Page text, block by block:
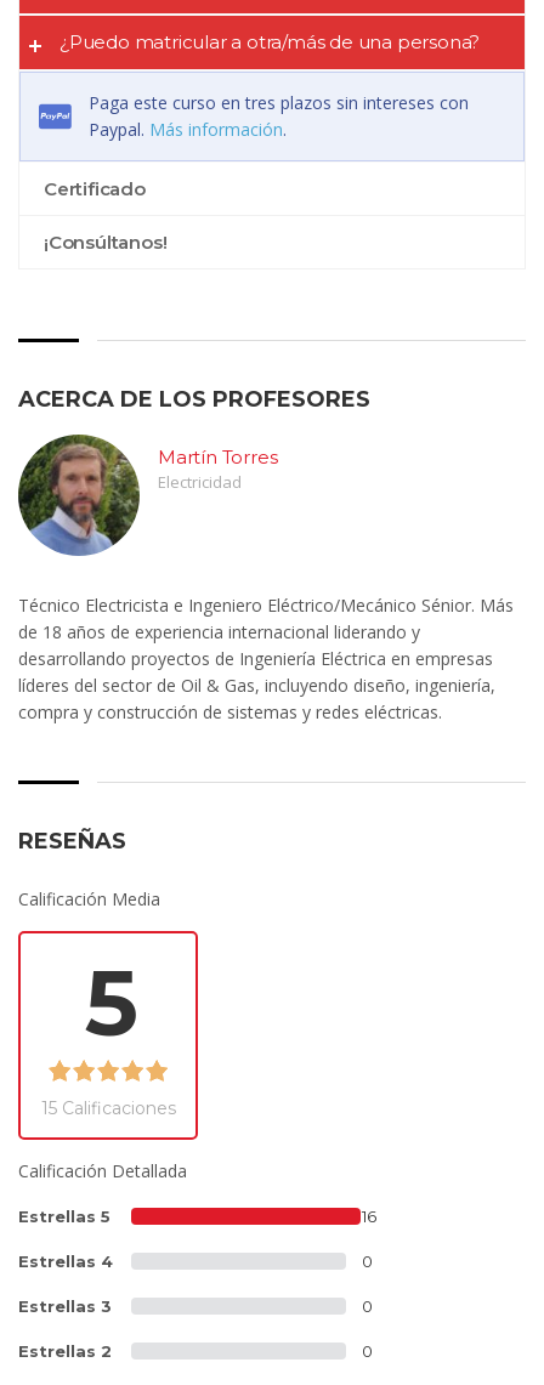
¿Puedo matricular a otra/más de una persona?
Paga este curso en tres plazos sin intereses con
Paypal. Más información.
Certificado
¡Consúltanos!
ACERCA DE LOS PROFESORES
Martín Torres
Electricidad
Técnico Electricista e Ingeniero Eléctrico/Mecánico Sénior. Más
de 18 años de experiencia internacional liderando y
desarrollando proyectos de Ingeniería Eléctrica en empresas
líderes del sector de Oil & Gas, incluyendo diseño, ingeniería,
compra y construcción de sistemas y redes eléctricas.
RESEÑAS
Calificación Media
5
15 Calificaciones
Calificación Detallada
Estrellas 5 16
Estrellas 4 0
Estrellas 3 0
Estrellas 2 0